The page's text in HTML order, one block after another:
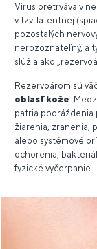
Vírus pretrváva v
v tzv. latentnej
pozostalých
nerozoznateľný, a
slúžia ako
Rezervoárom sú
oblasť kože .
patria podráždenia
žiarenia, zranenia,
alebo systémové
ochorenia,
fyzické vyčerpanie.